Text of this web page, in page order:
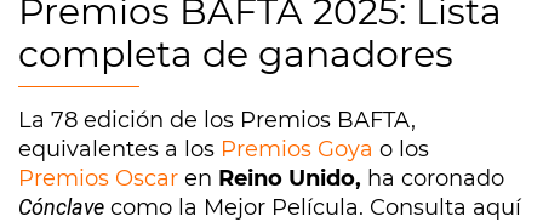
Premios BAFTA 2025: Lista
completa de ganadores
La 78 edición de los Premios BAFTA,
equivalentes a los Premios Goya o los
Premios Oscar en Reino Unido, ha coronado
Cónclave como la Mejor Película. Consulta aquí